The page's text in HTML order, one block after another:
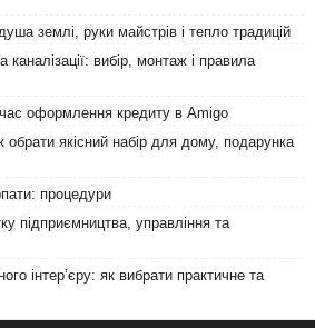
землі, руки майстрів і тепло традицій
вибір, монтаж і правила
оформлення кредиту в Amigo
якісний набір для дому, подарунка
процедури
підприємництва, управління та
інтер’єру: як вибрати практичне та